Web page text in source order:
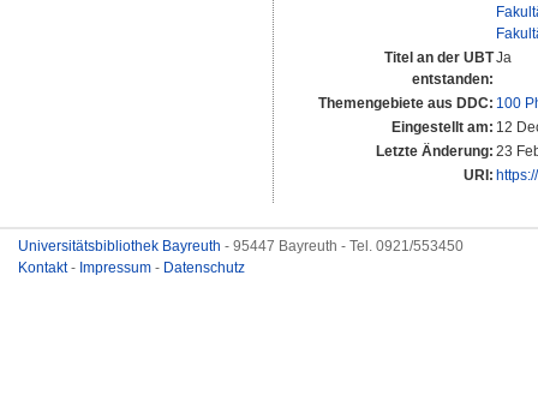
Titel an der UBT
entstanden:
Ja
Themengebiete aus DDC: 100
Eingestellt am: 12
Letzte Änderung: 23
URI:
Universitätsbibliothek Bayreuth - 95447 Bayreuth - Tel. 0921/553450
Kontakt- Impressum - Datenschutz